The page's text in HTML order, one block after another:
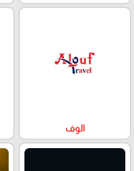
الوف